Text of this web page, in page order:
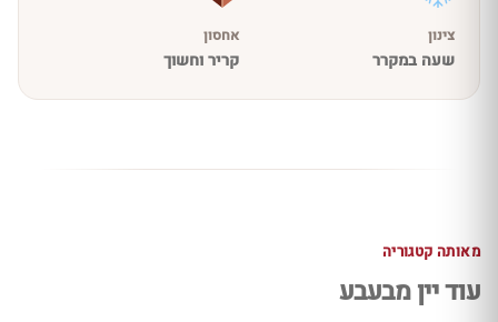
צינון
שעה במקרר
אחסון
קריר וחשוך
מאותה קטגוריה
עוד יין מבעבע